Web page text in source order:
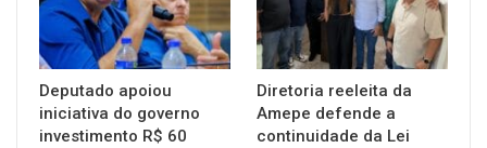
Deputado apoiou
iniciativa do governo
investimento R$ 60
Diretoria reeleita da
Amepe defende a
continuidade da Lei